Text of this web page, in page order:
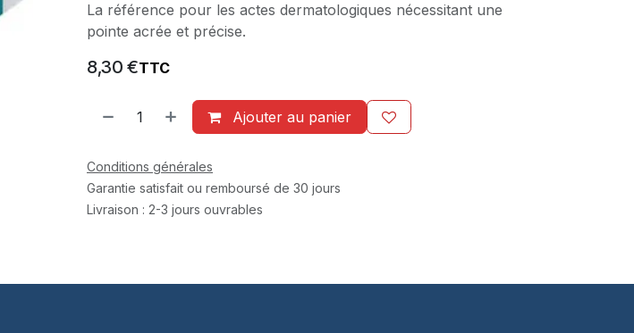
La référence pour les actes dermatologiques nécessitant une
pointe acrée et précise.
8,30 €TTC
Ajouter au panier
Conditions générales
Garantie satisfait ou remboursé de 30 jours
Livraison : 2-3 jours ouvrables